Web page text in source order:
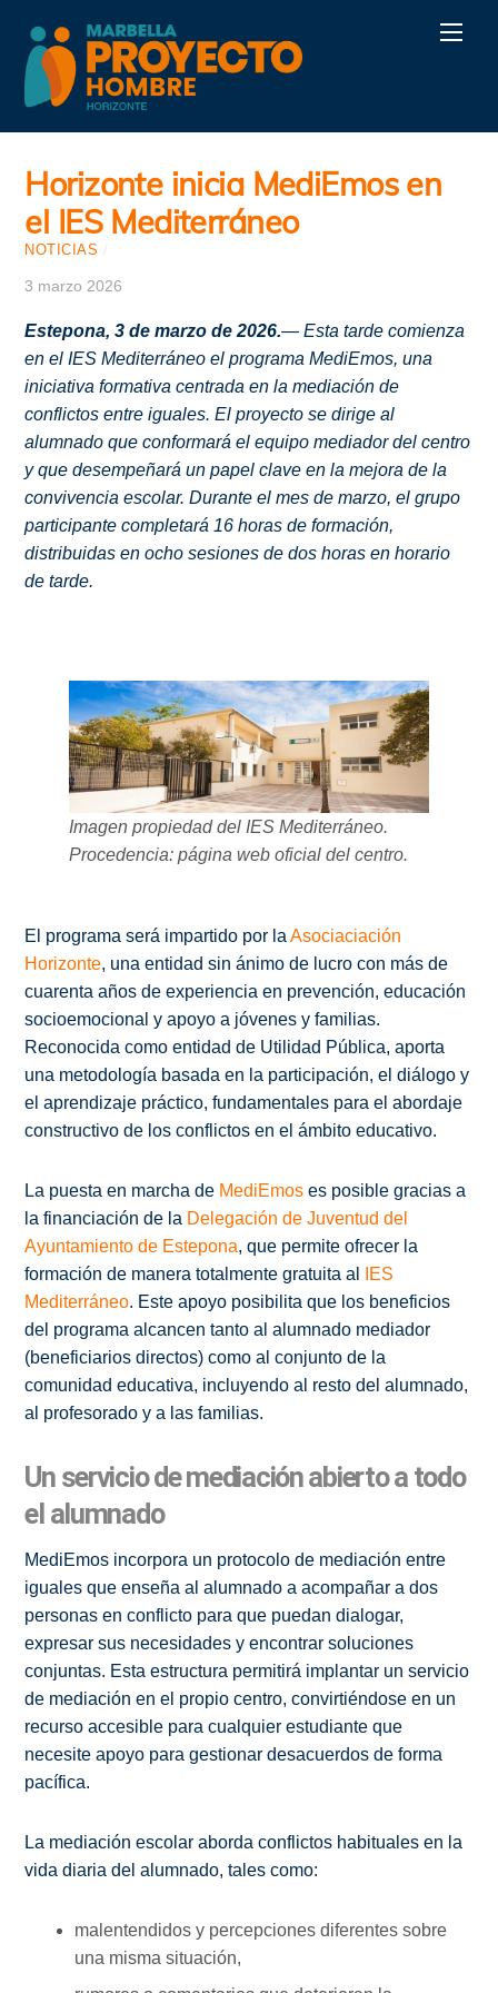
content
Horizonte inicia MediEmos en
el IES Mediterráneo
NOTICIAS
3 marzo 2026
Estepona, 3 de marzo de 2026.— Esta tarde comienza
en el IES Mediterráneo el programa MediEmos, una
iniciativa formativa centrada en la mediación de
conflictos entre iguales. El proyecto se dirige al
alumnado que conformará el equipo mediador del centro
y que desempeñará un papel clave en la mejora de la
convivencia escolar. Durante el mes de marzo, el grupo
participante completará 16 horas de formación,
distribuidas en ocho sesiones de dos horas en horario
de tarde.
Imagen propiedad del IES Mediterráneo.
Procedencia: página web oficial del centro.
El programa será impartido por laAsociaciación
Horizonte, una entidad sin ánimo de lucro con más de
cuarenta años de experiencia en prevención, educación
socioemocional y apoyo a jóvenes y familias.
Reconocida como entidad de Utilidad Pública, aporta
una metodología basada en la participación, el diálogo y
el aprendizaje práctico, fundamentales para el abordaje
constructivo de los conflictos en el ámbito educativo.
La puesta en marcha de MediEmos es posible gracias a
la financiación de la Delegación de Juventud del
Ayuntamiento de Estepona, que permite ofrecer la
formación de manera totalmente gratuita al
IES
Mediterráneo. Este apoyo posibilita que los beneficios
del programa alcancen tanto al alumnado mediador
(beneficiarios directos) como al conjunto de la
comunidad educativa, incluyendo al resto del alumnado,
al profesorado y a las familias.
Un servicio de mediación abierto a todo
el alumnado
MediEmos incorpora un protocolo de mediación entre
iguales que enseña al alumnado a acompañar a dos
personas en conflicto para que puedan dialogar,
expresar sus necesidades y encontrar soluciones
conjuntas. Esta estructura permitirá implantar un servicio
de mediación en el propio centro, convirtiéndose en un
recurso accesible para cualquier estudiante que
necesite apoyo para gestionar desacuerdos de forma
pacífica.
La mediación escolar aborda conflictos habituales en la
vida diaria del alumnado, tales como:
malentendidos y percepciones diferentes sobre
una misma situación,